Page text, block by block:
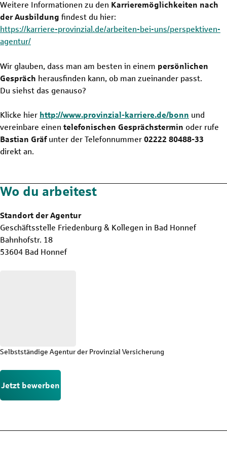
Weitere Informationen zu den Karrieremöglichkeiten nach
der Ausbildung findest du hier:
https://karriere-provinzial.de/arbeiten-bei-uns/perspektiven-
agentur/
Wir glauben, dass man am besten in einem persönlichen
Gespräch herausfinden kann, ob man zueinander passt.
Du siehst das genauso?
Klicke hier http://www.provinzial-karriere.de/bonn und
vereinbare einen telefonischen Gesprächstermin oder rufe
Bastian Gräf unter der Telefonnummer 02222 80488-33
direkt an.
Wo du arbeitest
Standort der Agentur
Geschäftsstelle Friedenburg & Kollegen in Bad Honnef
Bahnhofstr. 18
53604 Bad Honnef
Selbstständige Agentur der Provinzial Versicherung
Jetzt bewerben